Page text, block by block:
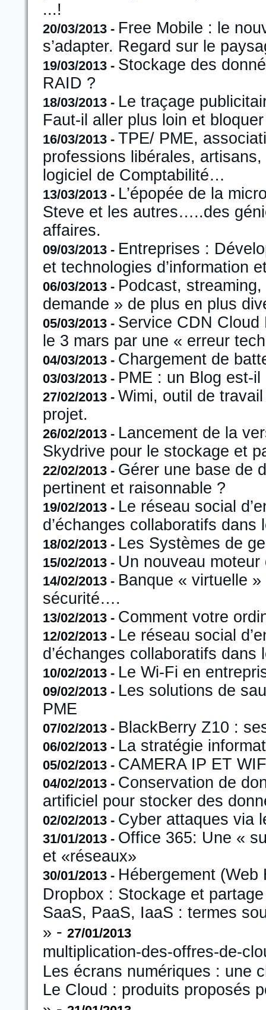
...!
20/03/2013 - Free Mobile : le
s’adapter. Regard sur le
19/03/2013 - Stockage des
RAID ?
18/03/2013 - Le traçage
Faut-il aller plus loin et
16/03/2013 - TPE/ PME,
professions libérales,
logiciel de Comptabilité…
13/03/2013 - L’épopée de la
Steve et les autres…..des
affaires.
09/03/2013 - Entreprises :
et technologies d’information
06/03/2013 - Podcast,
demande » de plus en plus
05/03/2013 - Service CDN Cloud
le 3 mars par une « erreur
04/03/2013 - Chargement de
03/03/2013 - PME : un Blog est-
27/02/2013 - Wimi, outil de
projet.
26/02/2013 - Lancement de la
Skydrive pour le stockage et
22/02/2013 - Gérer une base de
pertinent et raisonnable ?
19/02/2013 - Le réseau social
d’échanges collaboratifs
18/02/2013 - Les Systèmes de
15/02/2013 - Un nouveau
14/02/2013 - Banque « virtuelle
sécurité….
13/02/2013 - Comment votre
12/02/2013 - Le réseau social
d’échanges collaboratifs
10/02/2013 - Le Wi-Fi en
09/02/2013 - Les solutions de
PME
07/02/2013 - BlackBerry Z10 :
06/02/2013 - La stratégie
05/02/2013 - CAMERA IP ET
04/02/2013 - Conservation de
artificiel pour stocker des
02/02/2013 - Cyber attaques via
31/01/2013 - Office 365: Une «
et «réseaux»
30/01/2013 - Hébergement (Web
Dropbox : Stockage et
SaaS, PaaS, IaaS : termes
» - 27/01/2013
multiplication-des-offres-de-
Les écrans numériques : une
Le Cloud : produits proposés